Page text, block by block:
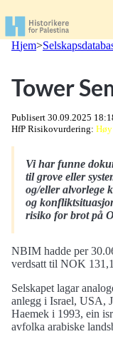
Hjem>
Tower
Publisert 30.09.2025
HfP Risikovurdering: Høy
Vi har funne
til grove eller
og/eller alvorlege
og
risiko for brot på
NBIM hadde per
verdsatt til NOK
Selskapet lagar
anlegg i Israel, USA,
Haemek i 1993, ein
avfolka arabiske